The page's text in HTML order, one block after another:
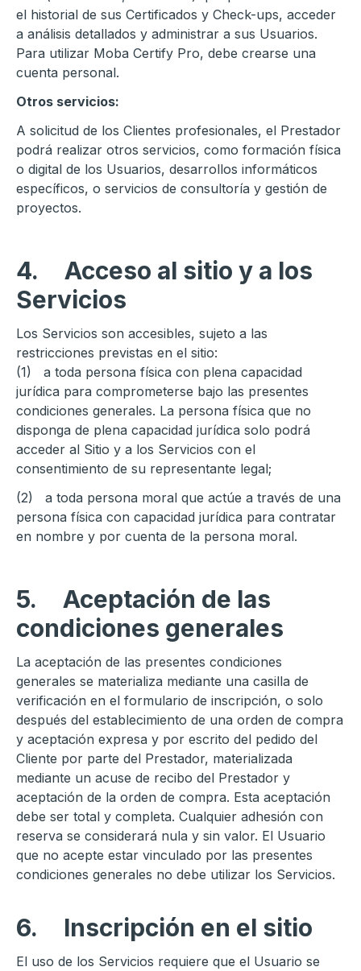
el historial de sus Certificados y Check-ups, acceder
a análisis detallados y administrar a sus Usuarios.
Para utilizar Moba Certify Pro, debe crearse una
cuenta personal.
Otros servicios:
A solicitud de los Clientes profesionales, el Prestador
podrá realizar otros servicios, como formación física
o digital de los Usuarios, desarrollos informáticos
específicos, o servicios de consultoría y gestión de
proyectos.
4.
Acceso al sitio y a los
Servicios
Los Servicios son accesibles, sujeto a las
restricciones previstas en el sitio:
(1) a toda persona física con plena capacidad
jurídica para comprometerse bajo las presentes
condiciones generales. La persona física que no
disponga de plena capacidad jurídica solo podrá
acceder al Sitio y a los Servicios con el
consentimiento de su representante legal;
(2) a toda persona moral que actúe a través de una
persona física con capacidad jurídica para contratar
en nombre y por cuenta de la persona moral.
5.
Aceptación de las
condiciones generales
La aceptación de las presentes condiciones
generales se materializa mediante una casilla de
verificación en el formulario de inscripción, o solo
después del establecimiento de una orden de compra
y aceptación expresa y por escrito del pedido del
Cliente por parte del Prestador, materializada
mediante un acuse de recibo del Prestador y
aceptación de la orden de compra. Esta aceptación
debe ser total y completa. Cualquier adhesión con
reserva se considerará nula y sin valor. El Usuario
que no acepte estar vinculado por las presentes
condiciones generales no debe utilizar los Servicios.
6. Inscripción en el sitio
El uso de los Servicios requiere que el Usuario se